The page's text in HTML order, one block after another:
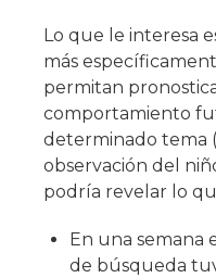
Lo que le interesa
más
permitan
comportamiento
determinado tema
observación del
podría revelar lo
En una semana
de búsqueda